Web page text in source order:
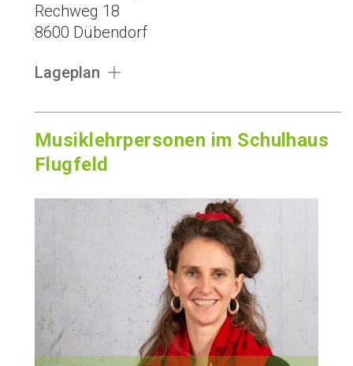
Rechweg 18
8600 Dübendorf
Lageplan
Musiklehrpersonen im Schulhaus
Flugfeld